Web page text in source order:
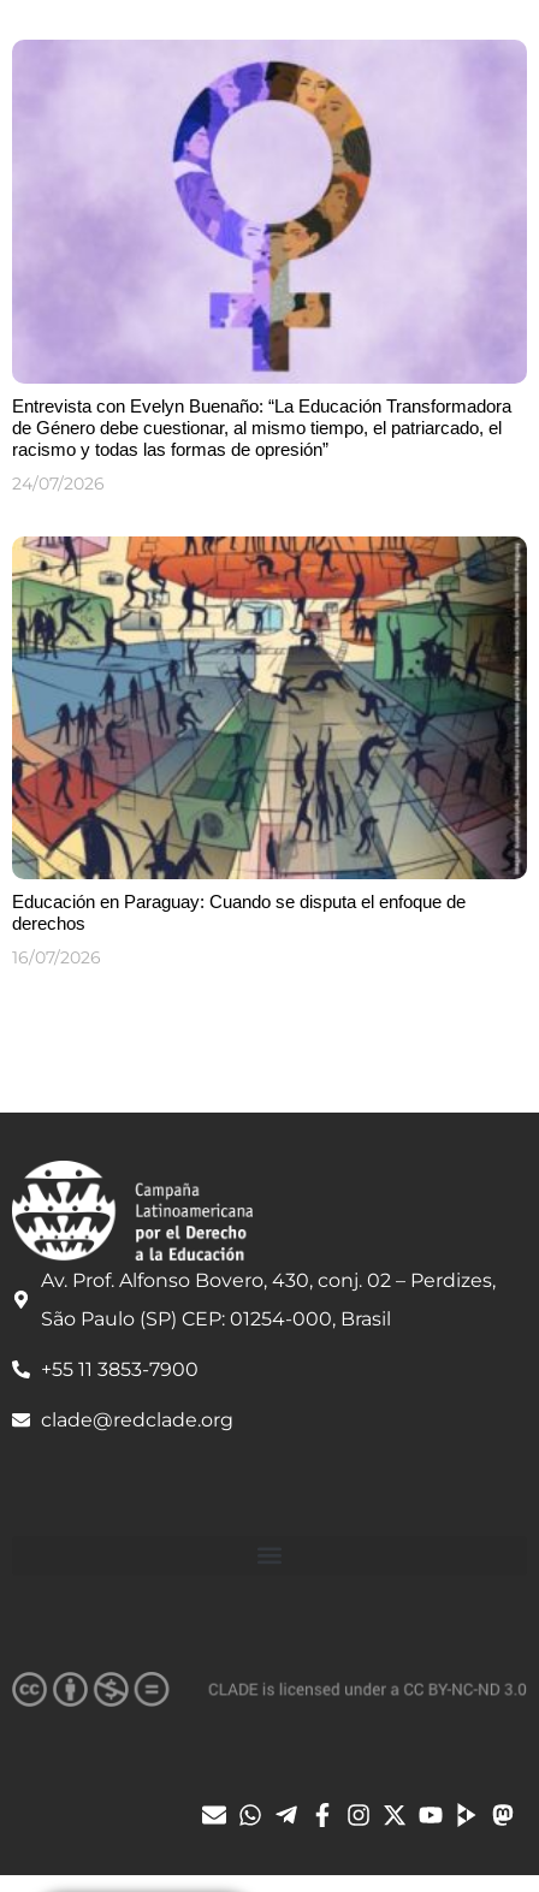
Entrevista con Evelyn Buenaño: “La Educación Transformadora
de Género debe cuestionar, al mismo tiempo, el patriarcado, el
racismo y todas las formas de opresión”
24/07/2026
Educación en Paraguay: Cuando se disputa el enfoque de
derechos
16/07/2026
Av. Prof. Alfonso Bovero, 430, conj. 02 – Perdizes,
São Paulo (SP) CEP: 01254-000, Brasil
+55 11 3853-7900
clade@redclade.org